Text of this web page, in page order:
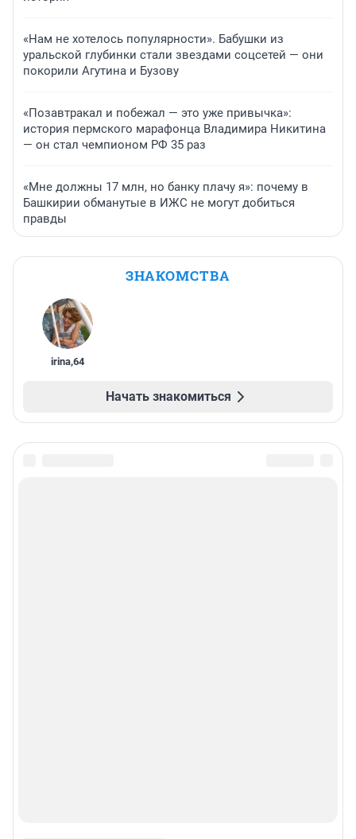
«Нам не хотелось популярности». Бабушки из
уральской глубинки стали звездами соцсетей — они
покорили Агутина и Бузову
«Позавтракал и побежал — это уже привычка»:
история пермского марафонца Владимира Никитина
— он стал чемпионом РФ 35 раз
«Мне должны 17 млн, но банку плачу я»: почему в
Башкирии обманутые в ИЖС не могут добиться
правды
ЗНАКОМСТВА
irina,64
Начать знакомиться